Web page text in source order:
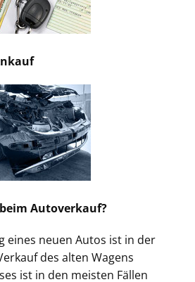
Autoverkauf?
eines neuen Autos ist in der
des alten Wagens
ist in den meisten Fällen